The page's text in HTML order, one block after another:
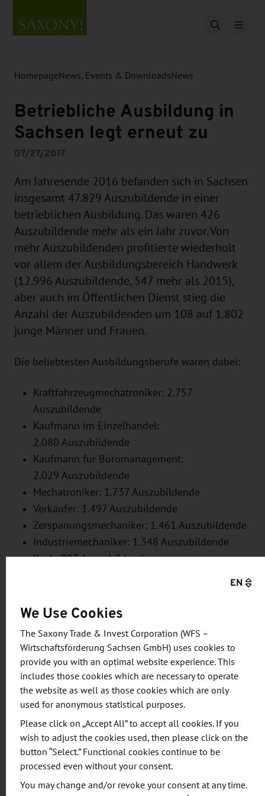
Open
HomepageNews, Events & DownloadsNews
Betriebliche Ausbildung in
Sachsen legt erneut zu
07/27/2017
Am Jahresende 2016 befanden sich in Sachsen
insgesamt 47.829 Auszubildende in einer
betrieblichen Ausbildung. Das waren 426
Auszubildende mehr als ein Jahr zuvor. Von
mehr Auszubildenden profitierte wiederholt
vor allem der Ausbildungsbereich Handwerk
(12.996 Auszubildende, 547 mehr als 2015),
aber auch im Öffentlichen Dienst stieg die
Anzahl der Auszubildenden um 108 auf 1.802
junge Männer und Frauen.
Die beliebtesten Ausbildungsberufe waren dabei:
Kraftfahrzeugmechatroniker: 2.757
Auszubildende
Kaufmann im Einzelhandel:
2.080 Auszubildende
Kaufmann für Büromanagement:
2.029 Auszubildende
Mechatroniker: 1.737 Auszubildende
Verkäufer: 1.497 Auszubildende
Zerspanungsmechaniker: 1.461 Auszubildende
Industriemechaniker: 1.348 Auszubildende
Koch: 993 Auszubildende
2,4 Prozent der Auszubildenden (1.165 Jugendliche,
davon 398 Frauen) kamen aus dem Ausland. Das
waren 208 Jugendliche mehr als im Vorjahr.
Häufigste Herkunftsländer waren dabei Spanien
mit 169 Auszubildenden und Vietnam mit 154
Auszubildenden.
26,8 Prozent der weiblichen und 17,2 Prozent der
männlichen Auszubildenden verfügen über einen
Schulabschluss, der zum Studium berechtigt
(Hochschul- bzw. Fachhochschulreife).
EN
We Use Cookies
The Saxony Trade & Invest Corporation (WFS –
Wirtschaftsförderung Sachsen GmbH) uses cookies to
provide you with an optimal website experience. This
includes those cookies which are necessary to operate
the website as well as those cookies which are only
used for anonymous statistical purposes.
Please click on „Accept All” to accept all cookies. If you
wish to adjust the cookies used, then please click on the
button “Select.” Functional cookies continue to be
processed even without your consent.
You may change and/or revoke your consent at any time.